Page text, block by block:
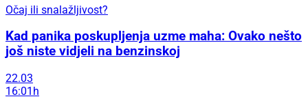
Očaj ili snalažljivost?
Kad panika poskupljenja uzme maha: Ovako nešto
još niste vidjeli na benzinskoj
22.03
16:01h